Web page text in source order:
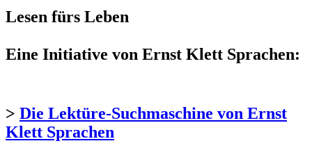
Lesen fürs Leben
Eine Initiative von Ernst Klett Sprachen:
> Die Lektüre-Suchmaschine von Ernst
Klett Sprachen